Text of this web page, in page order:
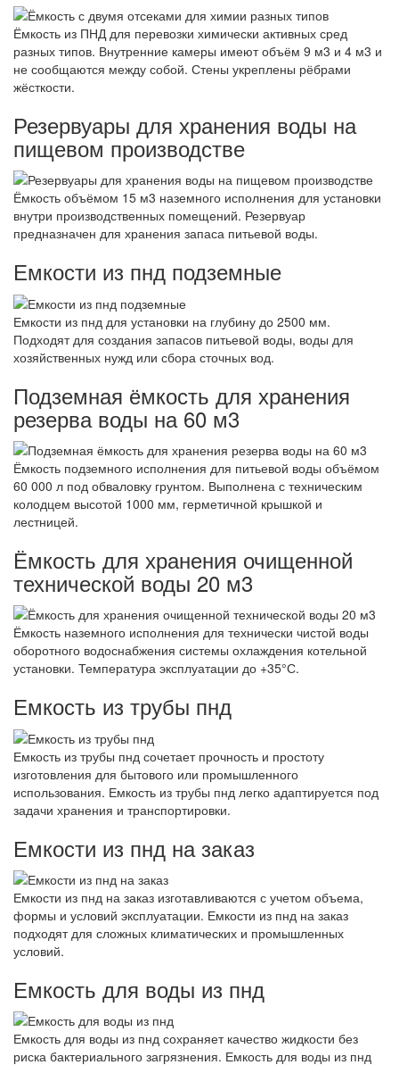
Ёмкость из ПНД для перевозки химически активных сред
разных типов. Внутренние камеры имеют объём 9 м3 и 4 м3 и
не сообщаются между собой. Стены укреплены рёбрами
жёсткости.
Резервуары для хранения воды на
пищевом производстве
Ёмкость объёмом 15 м3 наземного исполнения для установки
внутри производственных помещений. Резервуар
предназначен для хранения запаса питьевой воды.
Емкости из пнд подземные
Емкости из пнд для установки на глубину до 2500 мм.
Подходят для создания запасов питьевой воды, воды для
хозяйственных нужд или сбора сточных вод.
Подземная ёмкость для хранения
резерва воды на 60 м3
Ёмкость подземного исполнения для питьевой воды объёмом
60 000 л под обваловку грунтом. Выполнена с техническим
колодцем высотой 1000 мм, герметичной крышкой и
лестницей.
Ёмкость для хранения очищенной
технической воды 20 м3
Ёмкость наземного исполнения для технически чистой воды
оборотного водоснабжения системы охлаждения котельной
установки. Температура эксплуатации до +35°С.
Емкость из трубы пнд
Емкость из трубы пнд сочетает прочность и простоту
изготовления для бытового или промышленного
использования. Емкость из трубы пнд легко адаптируется под
задачи хранения и транспортировки.
Емкости из пнд на заказ
Емкости из пнд на заказ изготавливаются с учетом объема,
формы и условий эксплуатации. Емкости из пнд на заказ
подходят для сложных климатических и промышленных
условий.
Емкость для воды из пнд
Емкость для воды из пнд сохраняет качество жидкости без
риска бактериального загрязнения. Емкость для воды из пнд